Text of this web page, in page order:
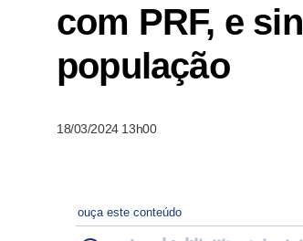
com PRF, e
população
18/03/2024 13h00
ouça este conteúdo